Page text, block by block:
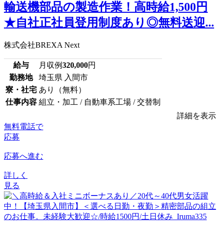
輸送機部品の製造作業！高時給1,500円
★自社正社員登用制度あり◎無料送迎...
株式会社BREXA Next
給与 月収例320,000円
勤務地
埼玉県 入間市
寮・社宅 あり（無料）
仕事内容 組立・加工 / 自動車系工場 / 交替制
詳細を表示
無料電話で
応募
応募へ進む
詳しく
見る